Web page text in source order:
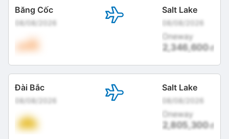
Băng Cốc
08/08/2026
Salt Lake
08/08/2026
Oneway
2,346,600đ
Đài Bắc
08/08/2026
Salt Lake
08/08/2026
Oneway
2,805,300đ